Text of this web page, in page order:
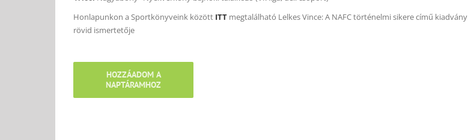
Honlapunkon a Sportkönyveink között ITT megtalálható Lelkes Vince: A NAFC történelmi sikere című kiadvány
rövid ismertetője
HOZZÁADOM A
NAPTÁRAMHOZ